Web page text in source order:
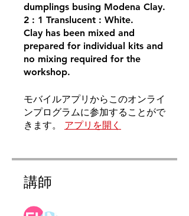
dumplings busing Modena Clay.
2 : 1 Translucent : White.
Clay has been mixed and
prepared for individual kits and
no mixing required for the
workshop.
モバイルアプリからこのオンライ
ンプログラムに参加することがで
きます。
アプリを開く
講師